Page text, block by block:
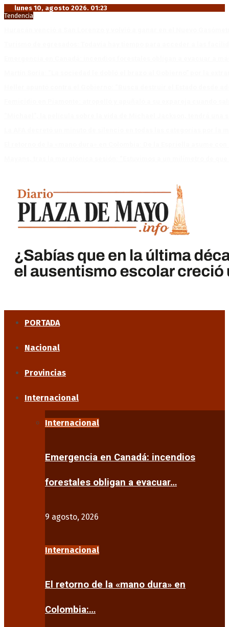
lunes 10, agosto 2026. 01:23
Tendencia
PORTADA
Nacional
Provincias
Internacional
Internacional
Emergencia en Canadá: incendios
forestales obligan a evacuar…
9 agosto, 2026
Internacional
El retorno de la «mano dura» en
Colombia:…